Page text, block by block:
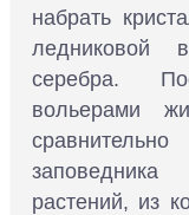
набрать
ледниковой
серебра.
вольерами
растений, из